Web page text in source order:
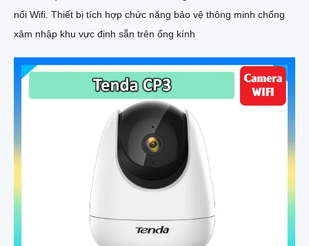
Camera Wifi IP Không Dây Tapo C200P2 (2MP)
5%-35% Liên hệ
Tapo C200P2 là camera Wi-Fi trong nhà với khả năng quay quét
360 độ linh hoạt và hình ảnh Full HD 2MP siêu nét. Tích hợp
đàm thoại hai chiều quan sát ban đêm bằng hồng ngoại 10m,
cùng tính năng phát hiện chuyển động và gửi cảnh báo thông
minh, camera giúp bạn theo dõi ngôi nhà mọi lúc, mọi nơi